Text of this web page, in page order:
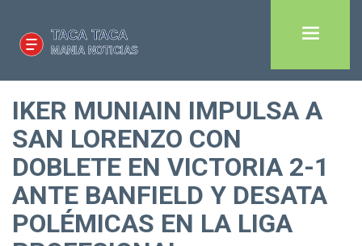
IKER MUNIAIN IMPULSA A
SAN LORENZO CON
DOBLETE EN VICTORIA 2-1
ANTE BANFIELD Y DESATA
POLÉMICAS EN LA LIGA